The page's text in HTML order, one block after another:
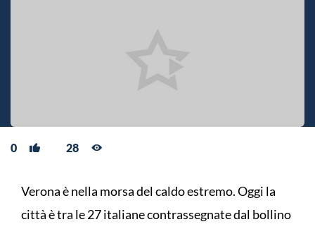
0 28
Verona è nella morsa del caldo estremo. Oggi la
città è tra le 27 italiane contrassegnate dal bollino